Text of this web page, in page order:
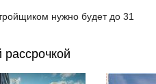
нужно будет до 31